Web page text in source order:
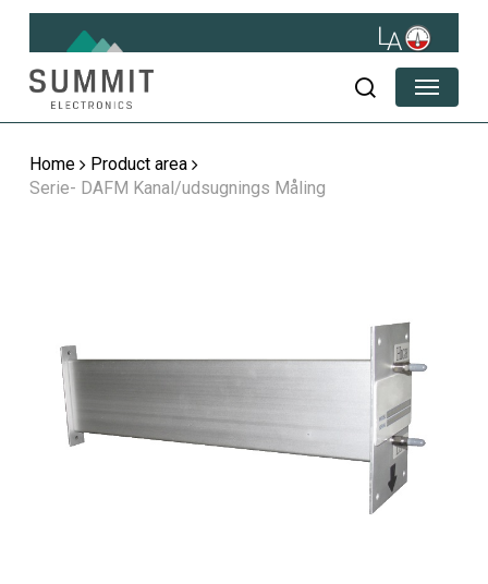
Skip
main
content
search
Menu
Home
Product area
Serie- DAFM Kanal/udsugnings Måling